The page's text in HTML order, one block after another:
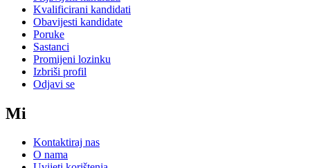
Kvalificirani kandidati
Obavijesti kandidate
Poruke
Sastanci
Promijeni lozinku
Izbriši profil
Odjavi se
Mi
Kontaktiraj nas
O nama